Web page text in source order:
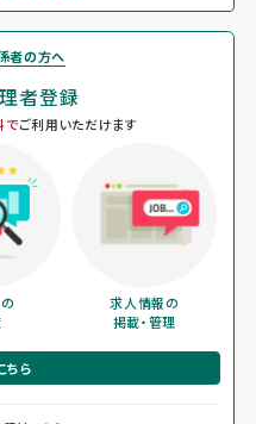
者の方へ
者登録
でご利用いただけます
求人情報の
掲載・管理
ちら